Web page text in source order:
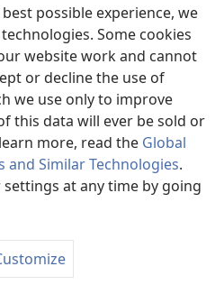
possible experience, we
Some cookies
website work and cannot
or decline the use of
we use only to improve
this data will ever be sold or
more, read the Global
and Similar Technologies.
at any time by going
N’ỊNTANET™
and Tract Society of Pennsylvania.
AGAGHỊ EME